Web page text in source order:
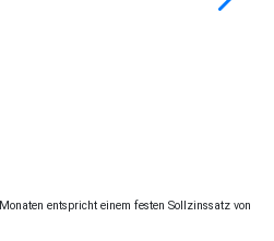
entspricht einem festen Sollzinssatz von